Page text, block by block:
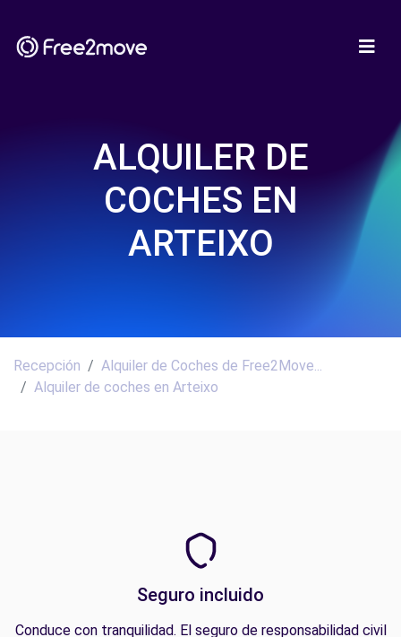
ALQUILER DE
COCHES EN
ARTEIXO
Recepción
Alquiler de Coches de Free2Move...
Alquiler de coches en Arteixo
Seguro incluido
Conduce con tranquilidad. El seguro de responsabilidad civil